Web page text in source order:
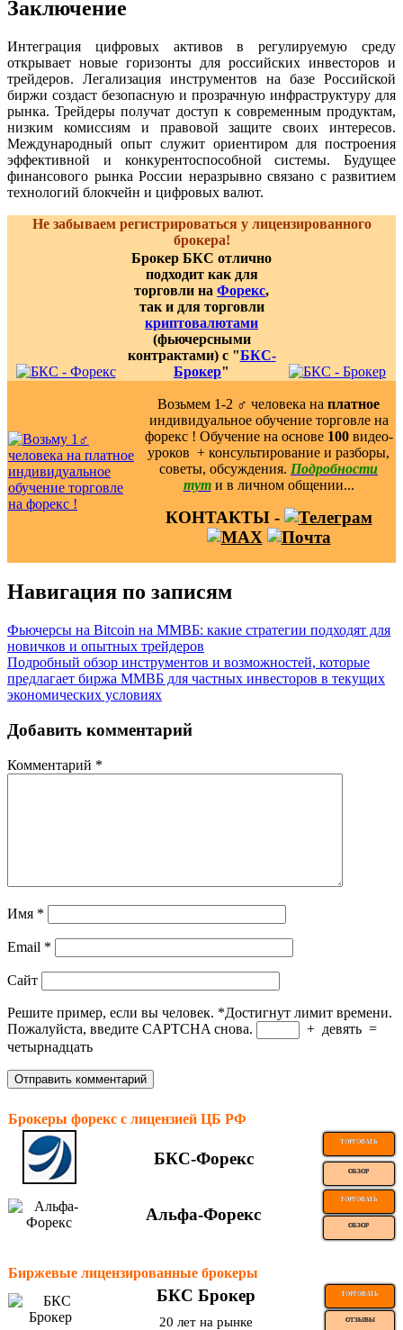
Заключение
Интеграция цифровых активов в регулируемую среду
открывает новые горизонты для российских инвесторов и
трейдеров. Легализация инструментов на базе Российской
биржи создаст безопасную и прозрачную инфраструктуру для
рынка. Трейдеры получат доступ к современным продуктам,
низким комиссиям и правовой защите своих интересов.
Международный опыт служит ориентиром для построения
эффективной и конкурентоспособной системы. Будущее
финансового рынка России неразрывно связано с развитием
технологий блокчейн и цифровых валют.
Не забываем регистрироваться у лицензированного
брокера!
Брокер БКС отлично
подходит как для
торговли на Форекс,
так и для торговли
криптовалютами
(фьючерсными
контрактами) с "БКС-
Брокер"
Возьмем 1-2 ‍♂️ человека на платное
индивидуальное обучение торговле на
форекс ! Обучение на основе 100видео-
уроков ️ + консультирование и разборы,
советы, обсуждения. Подробности
тут и в личном общении...
КОНТАКТЫ -
Навигация по записям
Фьючерсы на Bitcoin на ММВБ: какие стратегии подходят для
новичков и опытных трейдеров
Подробный обзор инструментов и возможностей, которые
предлагает биржа ММВБ для частных инвесторов в текущих
экономических условиях
Добавить комментарий
Комментарий *
Имя *
Email *
Сайт
Решите пример, если вы человек. *Достигнут лимит времени.
Пожалуйста, введите CAPTCHA снова.
+ девять =
четырнадцать
Брокеры форекс с лицензией ЦБ РФ
БКС-Форекс
ТОРГОВАТЬ
ОБЗОР
Альфа-Форекс
ТОРГОВАТЬ
ОБЗОР
Биржевые лицензированные брокеры
БКС Брокер ТОРГОВАТЬ
20 лет на рынке ОТЗЫВЫ